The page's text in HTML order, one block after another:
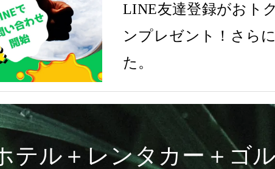
LINE友達登録がおト
ンプレゼント！さら
た。
テル＋レンタカー＋ゴ